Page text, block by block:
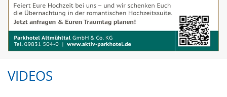
VIDEOS